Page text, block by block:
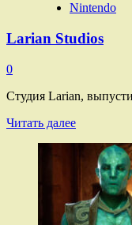
Nintendo
Larian Studios
0
Студия Larian,
Читать далееПрочитать
Larian
Studios